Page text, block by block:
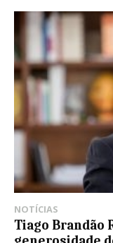
NOTÍCIAS
Tiago Brandão